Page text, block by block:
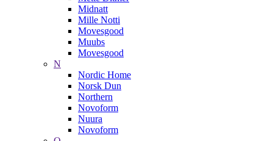
Midnatt
Mille Notti
Movesgood
Muubs
Movesgood
N
Nordic Home
Norsk Dun
Northern
Novoform
Nuura
Novoform